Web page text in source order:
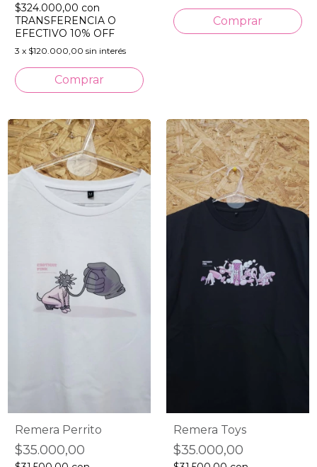
$324.000,00 con
TRANSFERENCIA O
EFECTIVO 10% OFF
3 x $120.000,00 sin interés
Remera Perrito
$35.000,00
Remera Toys
$35.000,00